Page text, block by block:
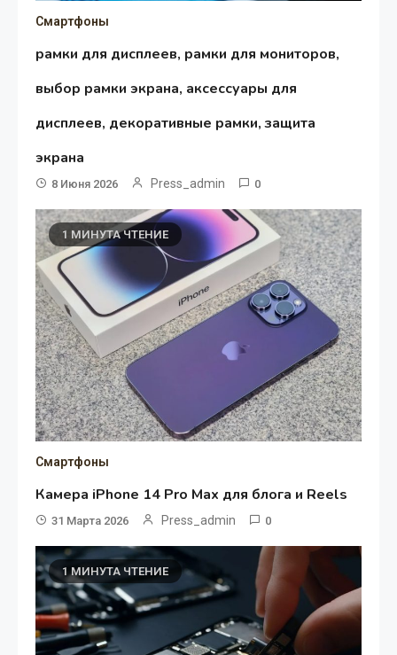
Смартфоны
рамки для дисплеев, рамки для мониторов,
выбор рамки экрана, аксессуары для
дисплеев, декоративные рамки, защита
экрана
8 Июня 2026 Press_admin 0
1 МИНУТА ЧТЕНИЕ
Смартфоны
Камера iPhone 14 Pro Max для блога и Reels
31 Марта 2026 Press_admin 0
1 МИНУТА ЧТЕНИЕ